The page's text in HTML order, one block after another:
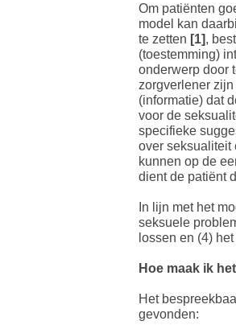
Om patiënten
model kan
te zetten [1],
(toestemming)
onderwerp door
zorgverlener
(informatie) dat
voor de
specifieke
over seksualiteit
kunnen op de
dient de patiënt
In lijn met het
seksuele
lossen en (4)
​Hoe maak ik
Het
gevonden: